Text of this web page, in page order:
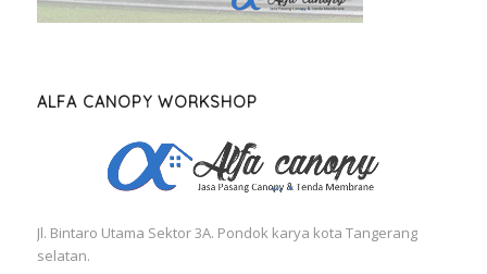
ALFA CANOPY WORKSHOP
Jl. Bintaro Utama Sektor 3A. Pondok karya kota Tangerang
selatan.